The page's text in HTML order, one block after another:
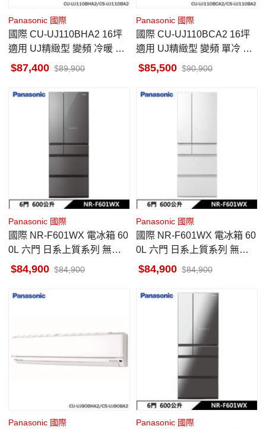
Panasonic 國際
國際 CU-UJ110BHA2 16坪
適用 UJ精緻型 變頻 冷暖 冷
氣 CS-UJ110BA2
87,400 89,900
Panasonic 國際
國際 CU-UJ110BCA2 16坪
適用 UJ精緻型 變頻 單冷 冷
氣 CS-UJ110BA2
85,500 90,900
Panasonic 國際
國際 NR-F601WX 電冰箱 60
0L 六門 日系上質系列 無邊
框鏡面/玻璃 雲霧灰
84,900 84,900
Panasonic 國際
國際 NR-F601WX 電冰箱 60
0L 六門 日系上質系列 無邊
框鏡面/玻璃 翡翠白
84,900 84,900
Panasonic 國際 Panasonic 國際